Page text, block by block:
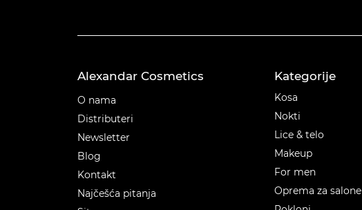
Alexandar Cosmetics
O nama
Distributeri
Newsletter
Blog
Kontakt
Najčešća pitanja
Kategorije
Kosa
Nokti
Lice & telo
Makeup
For men
Oprema za salone